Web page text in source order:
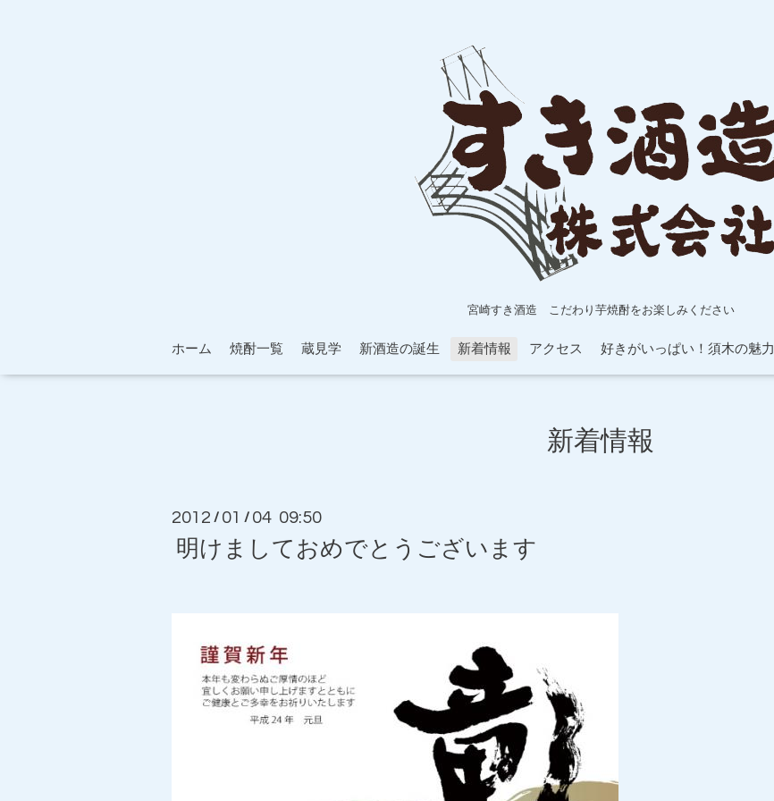
宮崎すき酒造 こだわり芋焼酎をお楽しみください
ホーム 焼酎一覧 蔵見学 新酒造の誕生 新着情報 アクセス 好きがいっぱい！須木の魅力
新着情報
2012 / 01 / 04 09:50
明けましておめでとうございます